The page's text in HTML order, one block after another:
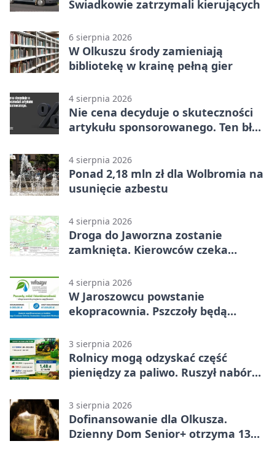
Świadkowie zatrzymali kierujących
6 sierpnia 2026
W Olkuszu środy zamieniają
bibliotekę w krainę pełną gier
4 sierpnia 2026
Nie cena decyduje o skuteczności
artykułu sponsorowanego. Ten błąd
4 sierpnia 2026
Ponad 2,18 mln zł dla Wolbromia na
usunięcie azbestu
4 sierpnia 2026
Droga do Jaworzna zostanie
zamknięta. Kierowców czeka
4 sierpnia 2026
W Jaroszowcu powstanie
ekopracownia. Pszczoły będą
3 sierpnia 2026
Rolnicy mogą odzyskać część
pieniędzy za paliwo. Ruszył nabór
3 sierpnia 2026
Dofinansowanie dla Olkusza.
Dzienny Dom Senior+ otrzyma 134